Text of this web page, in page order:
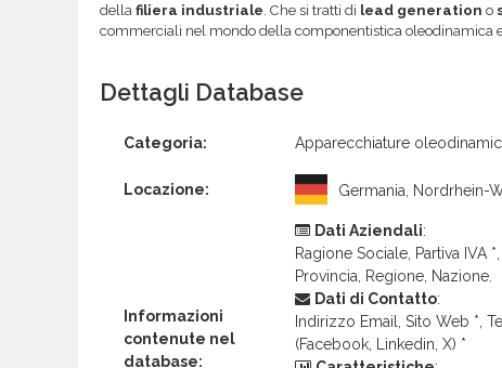
della filiera industriale . Che si tratti di lead generation o
commerciali nel mondo della componentistica oleodinamica
Dettagli Database
Categoria: Apparecchiature
Locazione: Germania, Nordrhein-
Informazioni
contenute nel
database:
Dati Aziendali:
Ragione Sociale, Partiva IVA
Provincia, Regione, Nazione.
Dati di Contatto:
Indirizzo Email, Sito Web *,
(Facebook, Linkedin, X) *